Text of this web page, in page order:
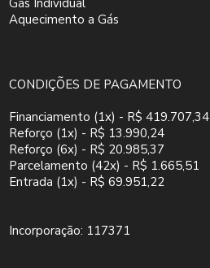
Gás Individual
Aquecimento a Gás
CONDIÇÕES DE PAGAMENTO
Financiamento (1x) - R$ 419.707,34
Reforço (1x) - R$ 13.990,24
Reforço (6x) - R$ 20.985,37
Parcelamento (42x) - R$ 1.665,51
Entrada (1x) - R$ 69.951,22
Incorporação: 117371